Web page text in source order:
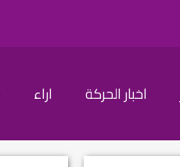
اخبار الحركة اراء